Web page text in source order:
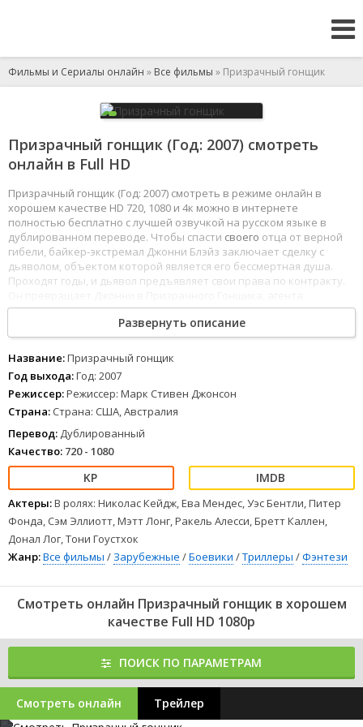
Фильмы и Сериалы онлайн » Все фильмы » Призрачный гонщик
Призрачный гонщик (Год: 2007) смотреть
онлайн в Full HD
Призрачный гонщик (Год: 2007) смотреть в режиме онлайн в
хорошем качестве HD 720, 1080 и 4к можно в интернете
полностью бесплатно с лучшей озвучкой на русском языке в
дублированном переводе. Чтобы спасти своего отца от верной
гибели, байкер-экстремал Джонни Блэйз заключает сделку с
дьяволом, объектом которой является его бессмертная душа.
Проходят годы, и дьявол предъявляет свои права по контракту.
потусторонних сил,обладающегосверхчеловеческими
12345 678
Развернуть описание
Название:Призрачный гонщик
Год выхода:Год: 2007
Режиссер:Режиссер: Марк Стивен Джонсон
Страна: Страна: США, Австралия
Перевод: Дублированный
Качество: 720 - 1080
Актеры:В ролях: Николас Кейдж, Ева Мендес, Уэс Бентли, Питер
Фонда, Сэм Эллиотт, Мэтт Лонг, Ракель Алесси, Бретт Каллен,
Донал Лог, Тони Гоустхок
Жанр:Все фильмы / Зарубежные /Боевики /Триллеры /Фэнтези
Смотреть онлайн Призрачный гонщик в хорошем
качестве Full HD 1080p
ПОИСК ПО ПАРАМЕТРАМ
Смотреть онлайн Трейлер